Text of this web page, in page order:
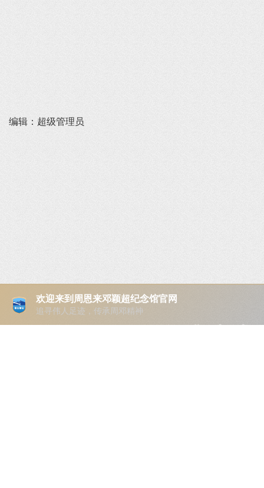
编辑：超级管理员
欢迎来到周恩来邓颖超纪念馆官网
追寻伟人足迹，传承周邓精神